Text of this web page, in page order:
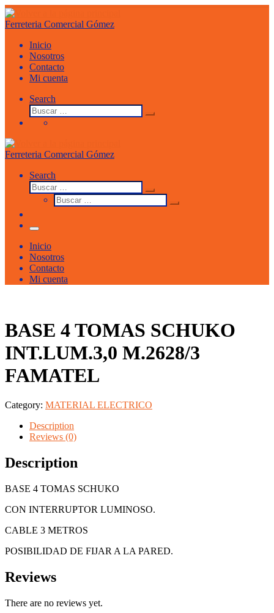
Saltar
al
contenido
Ferreteria Comercial Gómez
Inicio
Nosotros
Contacto
Mi cuenta
Search
Buscar
Buscar
Ferreteria Comercial Gómez
Search
Buscar
Buscar
…
Buscar
Buscar
Menu
Inicio
Nosotros
Contacto
Mi cuenta
BASE 4 TOMAS SCHUKO
INT.LUM.3,0 M.2628/3
FAMATEL
Category: MATERIAL ELECTRICO
Description
Reviews (0)
Description
BASE 4 TOMAS SCHUKO
CON INTERRUPTOR LUMINOSO.
CABLE 3 METROS
POSIBILIDAD DE FIJAR A LA PARED.
Reviews
There are no reviews yet.